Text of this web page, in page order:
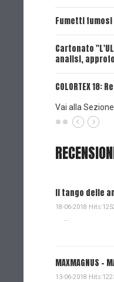
Fumetti fumosi
Cartonato
analisi,
COLORTEX
Vai alla
Il tango delle
18-06-2018
...
MAXMAGNUS –
13-06-2018